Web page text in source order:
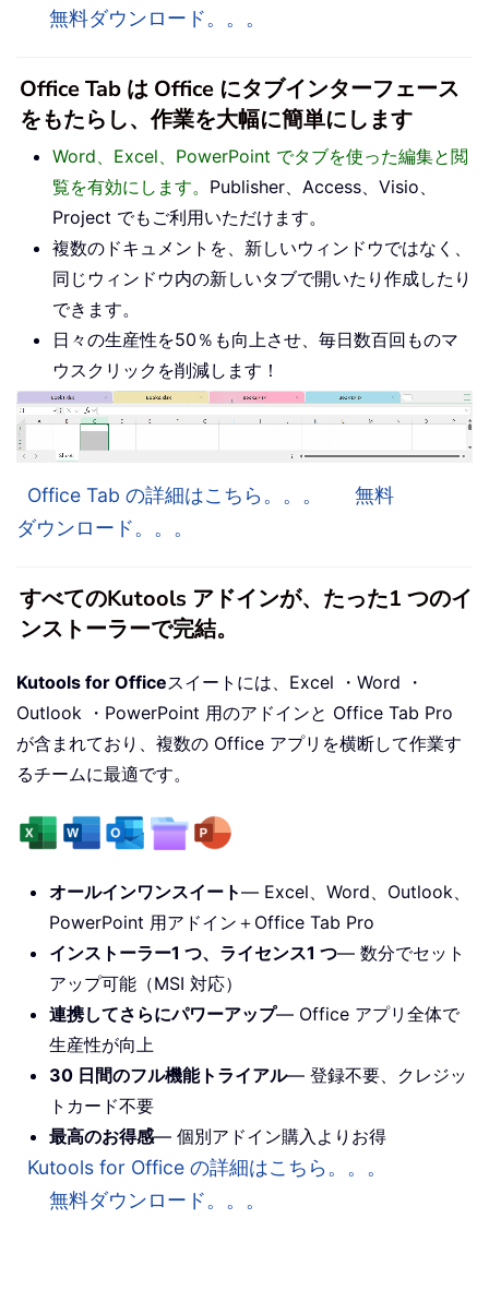
無料ダウンロード。。。
Office Tab は Office にタブインターフェース
をもたらし、作業を大幅に簡単にします
Word、Excel、PowerPoint でタブを使った編集と閲
覧を有効にします。 Publisher、Access、Visio、
Project でもご利用いただけます。
複数のドキュメントを、新しいウィンドウではなく、
同じウィンドウ内の新しいタブで開いたり作成したり
できます。
日々の生産性を50％も向上させ、毎日数百回ものマ
ウスクリックを削減します！
Office Tab の詳細はこちら。。。
無料
ダウンロード。。。
すべてのKutools アドインが、たった1 つのイ
ンストーラーで完結。
Kutools for Officeスイートには、Excel ・Word ・
Outlook ・PowerPoint 用のアドインと Office Tab Pro
が含まれており、複数の Office アプリを横断して作業す
るチームに最適です。
オールインワンスイート— Excel、Word、Outlook、
PowerPoint 用アドイン＋Office Tab Pro
インストーラー1 つ、ライセンス1 つ— 数分でセット
アップ可能（MSI 対応）
連携してさらにパワーアップ— Office アプリ全体で
生産性が向上
30 日間のフル機能トライアル— 登録不要、クレジッ
トカード不要
最高のお得感— 個別アドイン購入よりお得
Kutools for Office の詳細はこちら。。。
無料ダウンロード。。。